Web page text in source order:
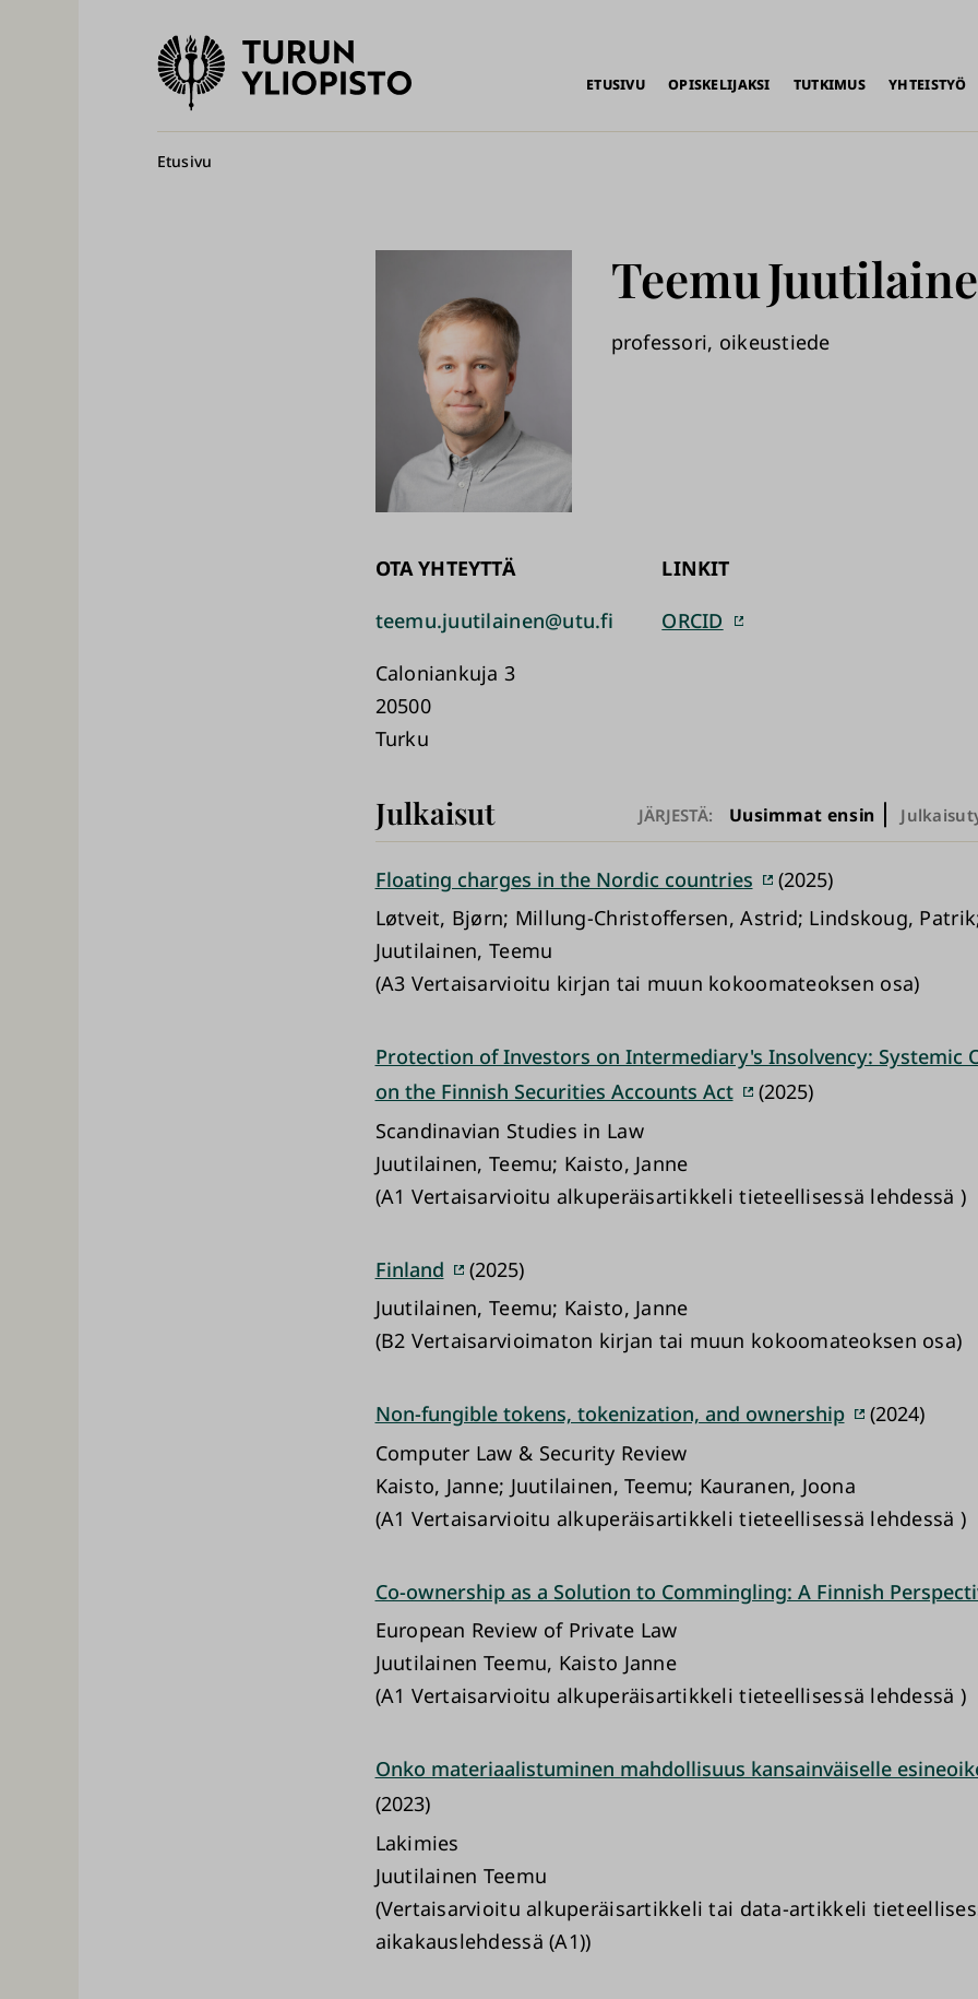
Turun
yliopisto
ETUSIVU OPISKELIJAKSI TUTKIMUS YHTEISTYÖ
Murupolku
Etusivu
Teemu
professori, oikeustiede
OTA YHTEYTTÄ
teemu.juutilainen@utu.fi
Caloniankuja 3
20500
Turku
LINKIT
ORCID
Julkaisut JÄRJESTÄ: Uusimmat ensin
Floating charges in the Nordic countries
(2025)
Løtveit, Bjørn; Millung-Christoffersen, Astrid; Lindskoug,
Juutilainen, Teemu
(A3 Vertaisarvioitu kirjan tai muun kokoomateoksen osa)
Protection of Investors on Intermediary's Insolvency: Systemic
on the Finnish Securities Accounts Act
(2025)
Scandinavian Studies in Law
Juutilainen, Teemu; Kaisto, Janne
(A1 Vertaisarvioitu alkuperäisartikkeli tieteellisessä lehdessä )
Finland
(2025)
Juutilainen, Teemu; Kaisto, Janne
(B2 Vertaisarvioimaton kirjan tai muun kokoomateoksen osa)
Non-fungible tokens, tokenization, and ownership
(2024)
Computer Law & Security Review
Kaisto, Janne; Juutilainen, Teemu; Kauranen, Joona
(A1 Vertaisarvioitu alkuperäisartikkeli tieteellisessä lehdessä )
Co-ownership as a Solution to Commingling: A Finnish
European Review of Private Law
Juutilainen Teemu, Kaisto Janne
(A1 Vertaisarvioitu alkuperäisartikkeli tieteellisessä lehdessä )
Onko materiaalistuminen mahdollisuus kansainväiselle
(2023)
Lakimies
Juutilainen Teemu
(Vertaisarvioitu alkuperäisartikkeli tai data-artikkeli
aikakauslehdessä (A1))